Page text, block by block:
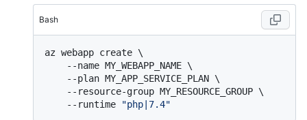
Bash
az webapp create \
    --runtime
"php|7.4"